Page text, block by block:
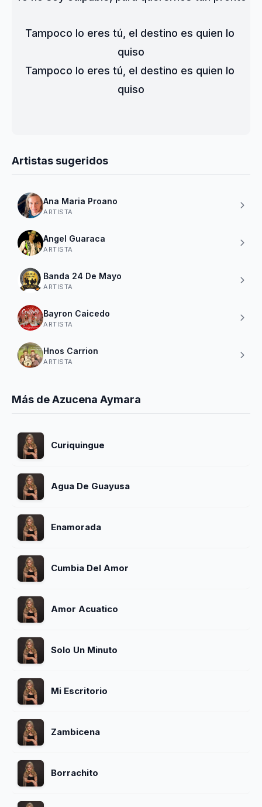
Tampoco lo eres tú, el destino es quien lo
quiso
Tampoco lo eres tú, el destino es quien lo
quiso
Artistas sugeridos
Ana Maria Proano
ARTISTA
Angel Guaraca
ARTISTA
Banda 24 De Mayo
ARTISTA
Bayron Caicedo
ARTISTA
Hnos Carrion
ARTISTA
Más de Azucena Aymara
Curiquingue
Agua De Guayusa
Enamorada
Cumbia Del Amor
Amor Acuatico
Solo Un Minuto
Mi Escritorio
Zambicena
Borrachito